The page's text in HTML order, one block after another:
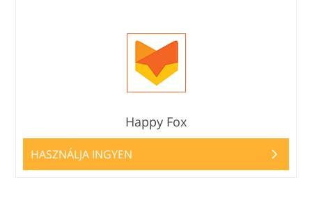
Happy Fox
HASZNÁLJA INGYEN